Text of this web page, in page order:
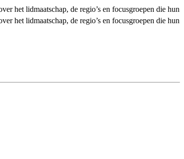
het lidmaatschap, de regio’s en focusgroepen die hun
het lidmaatschap, de regio’s en focusgroepen die hun